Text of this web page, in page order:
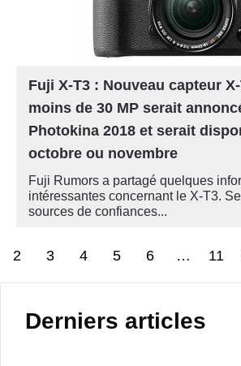
Fuji X-T3 : Nouveau capteur
moins de 30 MP serait
Photokina 2018 et serait
octobre ou novembre
Fuji Rumors a partagé quelques
intéressantes concernant le X-T3.
sources de confiances...
2 3 4 5 6 … 11
Derniers articles